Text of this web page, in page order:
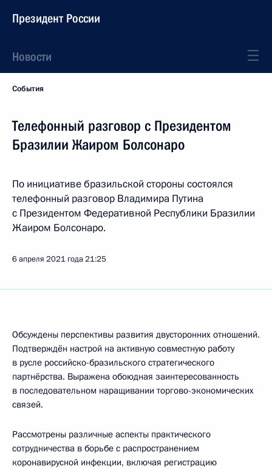
Президент России
Новости
События
Телефонный разговор с Президентом
Бразилии Жаиром Болсонаро
По инициативе бразильской стороны состоялся
телефонный разговор Владимира Путина
с Президентом Федеративной Республики Бразилии
Жаиром Болсонаро.
6 апреля 2021 года21:25
Обсуждены перспективы развития двусторонних отношений.
Подтверждён настрой на активную совместную работу
в русле российско-бразильского стратегического
партнёрства. Выражена обоюдная заинтересованность
в последовательном наращивании торгово-экономических
связей.
Рассмотрены различные аспекты практического
сотрудничества в борьбе с распространением
коронавирусной инфекции, включая регистрацию